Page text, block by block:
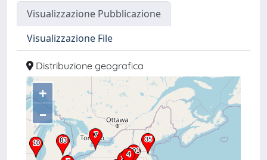
Visualizzazione Pubblicazione
Visualizzazione File
Distribuzione geografica
+
–